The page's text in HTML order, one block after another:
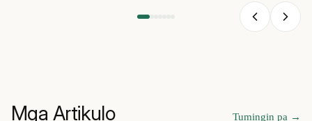
Mga Artikulo Tumingin pa →